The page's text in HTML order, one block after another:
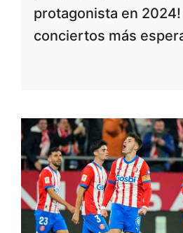
protagonista en 2024!
conciertos más